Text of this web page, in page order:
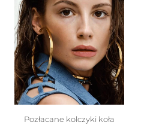
Pozłacane kolczyki koła